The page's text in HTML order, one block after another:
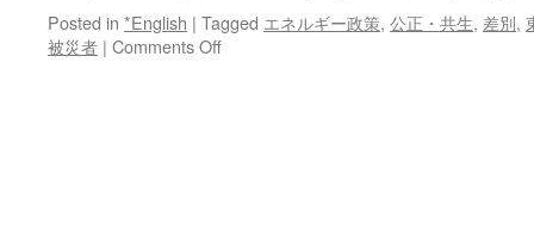
Posted in *English | Tagged エネルギー政策, 公正・共生, 差別,
被災者 | Comments Offon